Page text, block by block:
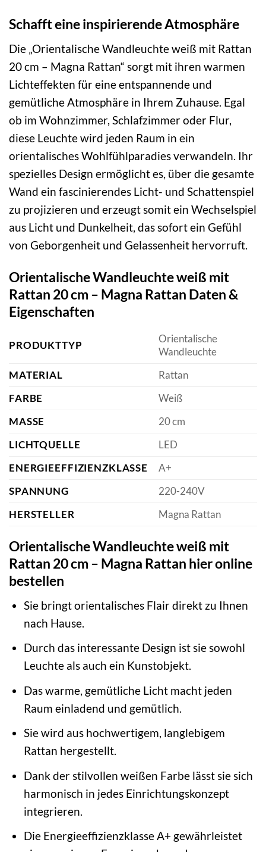
Schafft eine inspirierende Atmosphäre
Die „Orientalische Wandleuchte weiß mit Rattan
20 cm – Magna Rattan“ sorgt mit ihren warmen
Lichteffekten für eine entspannende und
gemütliche Atmosphäre in Ihrem Zuhause. Egal
ob im Wohnzimmer, Schlafzimmer oder Flur,
diese Leuchte wird jeden Raum in ein
orientalisches Wohlfühlparadies verwandeln. Ihr
spezielles Design ermöglicht es, über die gesamte
Wand ein fascinierendes Licht- und Schattenspiel
zu projizieren und erzeugt somit ein Wechselspiel
aus Licht und Dunkelheit, das sofort ein Gefühl
von Geborgenheit und Gelassenheit hervorruft.
Orientalische Wandleuchte weiß mit
Rattan 20 cm – Magna Rattan Daten &
Eigenschaften
PRODUKTTYP
Orientalische
Wandleuchte
MATERIAL
Rattan
FARBE
Weiß
MASSE
20 cm
LICHTQUELLE
LED
ENERGIEEFFIZIENZKLASSE
A+
SPANNUNG
220-240V
HERSTELLER
Magna Rattan
Orientalische Wandleuchte weiß mit
Rattan 20 cm – Magna Rattan hier online
bestellen
Sie bringt orientalisches Flair direkt zu Ihnen
nach Hause.
Durch das interessante Design ist sie sowohl
Leuchte als auch ein Kunstobjekt.
Das warme, gemütliche Licht macht jeden
Raum einladend und gemütlich.
Sie wird aus hochwertigem, langlebigem
Rattan hergestellt.
Dank der stilvollen weißen Farbe lässt sie sich
harmonisch in jedes Einrichtungskonzept
integrieren.
Die Energieeffizienzklasse A+ gewährleistet